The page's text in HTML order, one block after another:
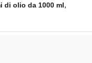
di olio da 1000 ml,